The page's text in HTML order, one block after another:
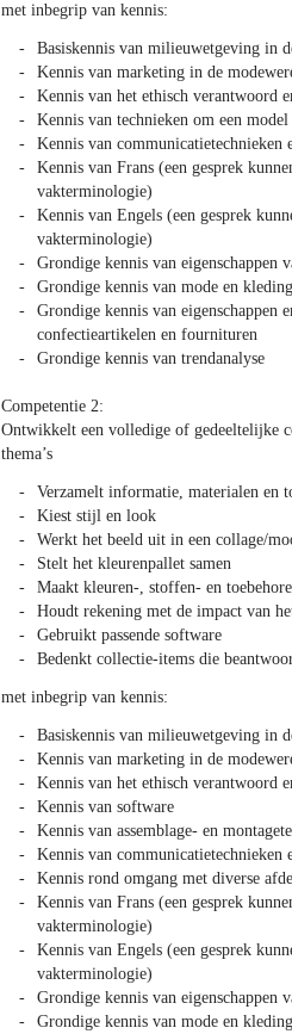
met inbegrip van kennis:
Basiskennis van milieuwetgeving in
Kennis van marketing in de
Kennis van het ethisch verantwoord
Kennis van technieken om een
Kennis van communicatietechnieken
Kennis van Frans (een gesprek
vakterminologie)
Kennis van Engels (een gesprek
vakterminologie)
Grondige kennis van eigenschappen
Grondige kennis van mode en
Grondige kennis van eigenschappen
confectieartikelen en fournituren
Grondige kennis van trendanalyse
Competentie 2:
Ontwikkelt een volledige of gedeeltelijke
thema’s
Verzamelt informatie, materialen en
Kiest stijl en look
Werkt het beeld uit in een collage/
Stelt het kleurenpallet samen
Maakt kleuren-, stoffen- en
Houdt rekening met de impact van
Gebruikt passende software
Bedenkt collectie-items die
met inbegrip van kennis:
Basiskennis van milieuwetgeving in
Kennis van marketing in de
Kennis van het ethisch verantwoord
Kennis van software
Kennis van assemblage- en
Kennis van communicatietechnieken
Kennis rond omgang met diverse
Kennis van Frans (een gesprek
vakterminologie)
Kennis van Engels (een gesprek
vakterminologie)
Grondige kennis van eigenschappen
Grondige kennis van mode en